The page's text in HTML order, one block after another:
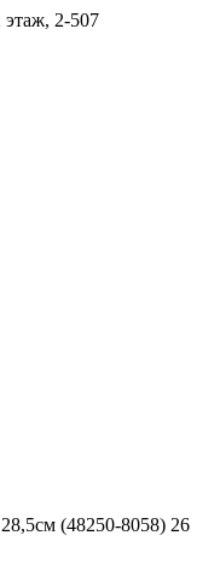
2-507
(48250-8058) 26